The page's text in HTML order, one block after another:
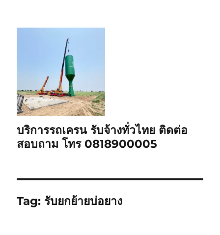
บริการรถเครน รับจ้างทั่วไทย ติดต่อ
สอบถาม โทร 0818900005
Tag: รับยกย้ายบ่อยาง